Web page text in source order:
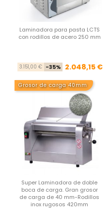
base
Laminadora para pasta LCTS
con rodillos de acero 250 mm
3.151,00 € -35% 2.048,15 €
Grosor de carga 40mm
Super Laminadora de doble
boca de carga. Gran grosor
de carga de 40 mm-Rodillos
inox rugosos 420mm